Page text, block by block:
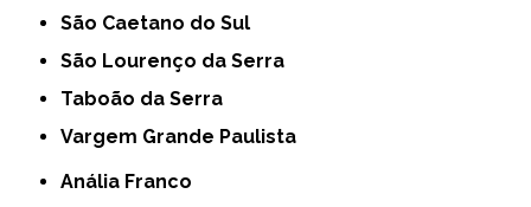
São Caetano do Sul
São Lourenço da Serra
Taboão da Serra
Vargem Grande Paulista
Anália Franco